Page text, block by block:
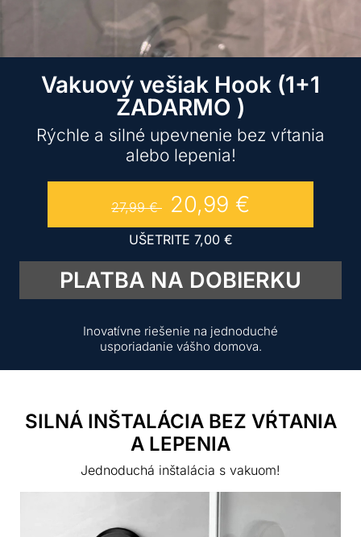
Vakuový vešiak Hook (1+1
ZADARMO )
Rýchle a silné upevnenie bez vŕtania
alebo lepenia!
27,99€ 20,99 €
UŠETRITE 7,00 €
PLATBA NA DOBIERKU
Inovatívne riešenie na jednoduché
usporiadanie vášho domova.
SILNÁ INŠTALÁCIA BEZ VŔTANIA
A LEPENIA
Jednoduchá inštalácia s vakuom!